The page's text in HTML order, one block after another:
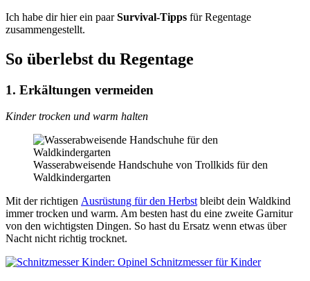
Ich habe dir hier ein paarSurvival-Tipps für Regentage
zusammengestellt.
So überlebst du Regentage
1. Erkältungen vermeiden
Kinder trocken und warm halten
Wasserabweisende Handschuhe von Trollkids für den
Waldkindergarten
Mit der richtigen Ausrüstung für den Herbst bleibt dein Waldkind
immer trocken und warm. Am besten hast du eine zweite Garnitur
von den wichtigsten Dingen. So hast du Ersatz wenn etwas über
Nacht nicht richtig trocknet.